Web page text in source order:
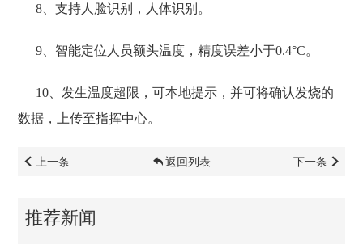
8、支持人脸识别，人体识别。
9、 智能定位人员额头温度，精度误差小于0.4°C。
10、 发生温度超限，可本地提示，并可将确认发烧的
数据，上传至指挥中心。
上一条 返回列表 下一条
推荐新闻